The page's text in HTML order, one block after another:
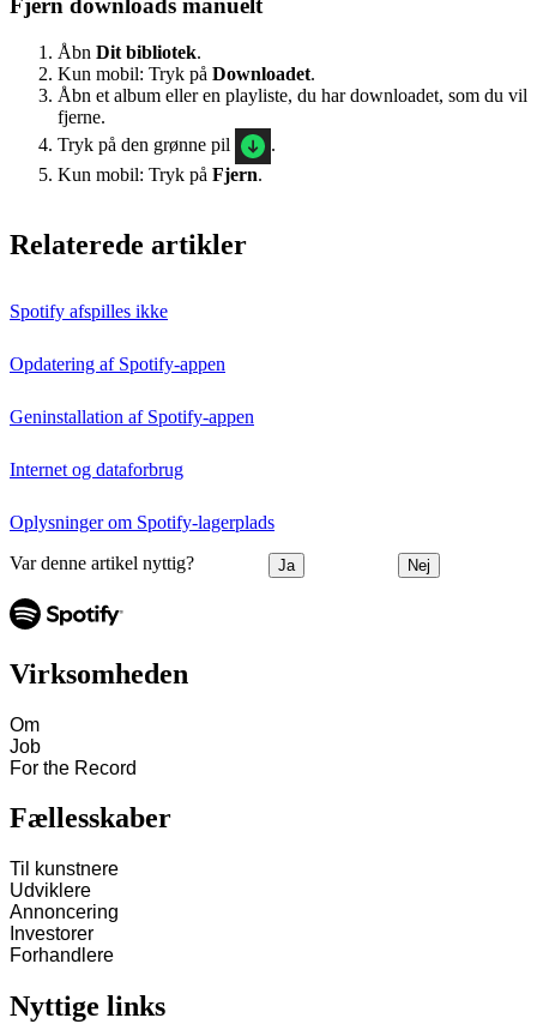
Fjern downloads manuelt
Åbn Dit bibliotek.
Kun mobil: Tryk på Downloadet.
Åbn et album eller en playliste, du har downloadet, som du vil
fjerne.
Tryk på den grønne pil
.
Kun mobil: Tryk på Fjern.
Relaterede artikler
Spotify afspilles ikke
Opdatering af Spotify-appen
Geninstallation af Spotify-appen
Internet og dataforbrug
Oplysninger om Spotify-lagerplads
Var denne artikel nyttig? Ja Nej
Virksomheden
Om
Job
For the Record
Fællesskaber
Til kunstnere
Udviklere
Annoncering
Investorer
Forhandlere
Nyttige links